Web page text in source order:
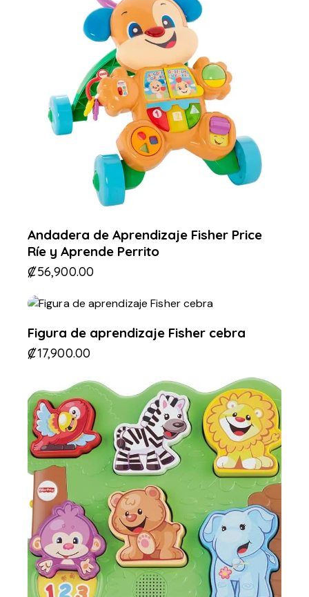
Andadera de Aprendizaje Fisher Price
Ríe y Aprende Perrito
₡56,900.00
Figura de aprendizaje Fisher cebra
₡17,900.00